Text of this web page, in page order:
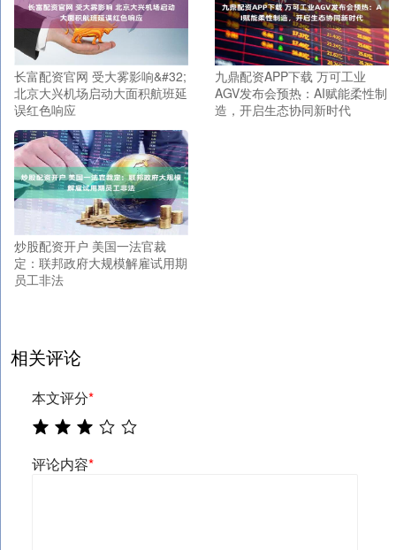
长富配资官网 受大雾影响&#32;
北京大兴机场启动大面积航班延
误红色响应
九鼎配资APP下载 万可工业
AGV发布会预热：AI赋能柔性制
造，开启生态协同新时代
炒股配资开户 美国一法官裁
定：联邦政府大规模解雇试用期
员工非法
相关评论
本文评分*
评论内容*